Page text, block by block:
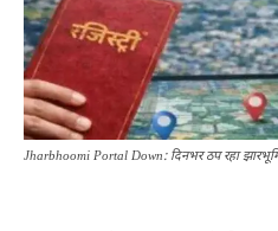
Jharbhoomi Portal Down: दिनभर ठप रहा